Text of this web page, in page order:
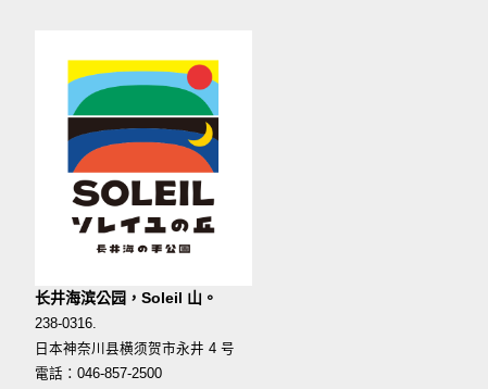
长井海滨公园，Soleil 山。
238-0316.
日本神奈川县横须贺市永井 4 号
電話：046-857-2500